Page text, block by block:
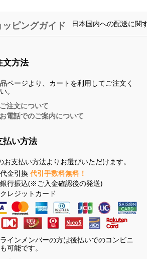
ッピングガイド 日本国内への配送に関
文方法
ページより、カートを利用してご注文く
。
ご注文について
お電話でのご案内について
払い方法
お支払い方法よりお選びいただけます。
代金引換 代引手数料無料！
銀行振込(※ご入金確認後の発送)
クレジットカード
インメンバーの方は後払いでのコンビニ
可能です。